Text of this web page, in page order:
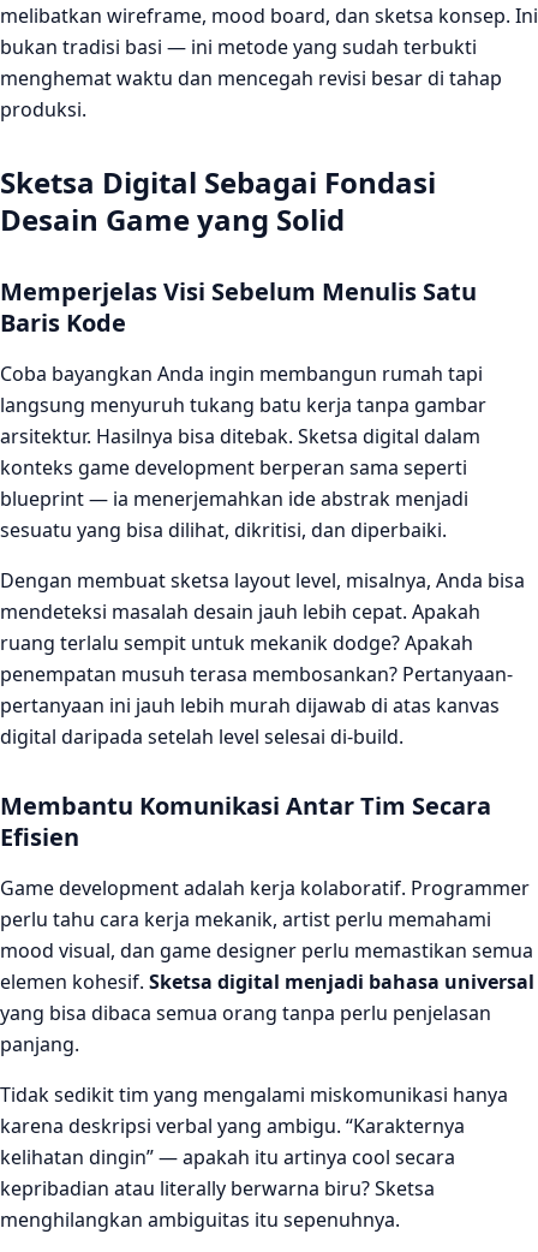
melibatkan wireframe, mood board, dan sketsa konsep. Ini
bukan tradisi basi — ini metode yang sudah terbukti
menghemat waktu dan mencegah revisi besar di tahap
produksi.
Sketsa Digital Sebagai Fondasi
Desain Game yang Solid
Memperjelas Visi Sebelum Menulis Satu
Baris Kode
Coba bayangkan Anda ingin membangun rumah tapi
langsung menyuruh tukang batu kerja tanpa gambar
arsitektur. Hasilnya bisa ditebak. Sketsa digital dalam
konteks game development berperan sama seperti
blueprint — ia menerjemahkan ide abstrak menjadi
sesuatu yang bisa dilihat, dikritisi, dan diperbaiki.
Dengan membuat sketsa layout level, misalnya, Anda bisa
mendeteksi masalah desain jauh lebih cepat. Apakah
ruang terlalu sempit untuk mekanik dodge? Apakah
penempatan musuh terasa membosankan? Pertanyaan-
pertanyaan ini jauh lebih murah dijawab di atas kanvas
digital daripada setelah level selesai di-build.
Membantu Komunikasi Antar Tim Secara
Efisien
Game development adalah kerja kolaboratif. Programmer
perlu tahu cara kerja mekanik, artist perlu memahami
mood visual, dan game designer perlu memastikan semua
elemen kohesif. Sketsa digital menjadi bahasa universal
yang bisa dibaca semua orang tanpa perlu penjelasan
panjang.
Tidak sedikit tim yang mengalami miskomunikasi hanya
karena deskripsi verbal yang ambigu. “Karakternya
kelihatan dingin” — apakah itu artinya cool secara
kepribadian atau literally berwarna biru? Sketsa
menghilangkan ambiguitas itu sepenuhnya.